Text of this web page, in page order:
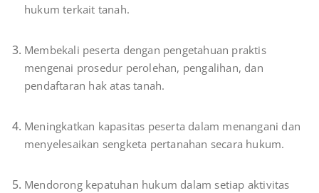
hukum terkait tanah.
Membekali peserta dengan pengetahuan praktis
mengenai prosedur perolehan, pengalihan, dan
pendaftaran hak atas tanah.
Meningkatkan kapasitas peserta dalam menangani dan
menyelesaikan sengketa pertanahan secara hukum.
Mendorong kepatuhan hukum dalam setiap aktivitas